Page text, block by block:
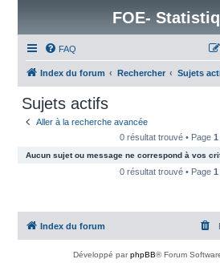
FOE-
FAQ
Index du forum Rechercher Sujets
Sujets actifs
Aller à la recherche avancée
0 résultat trouvé • Page 1
Aucun sujet ou message ne correspond à vos
0 résultat trouvé • Page 1
Index du forum
Développé parphpBB® Forum